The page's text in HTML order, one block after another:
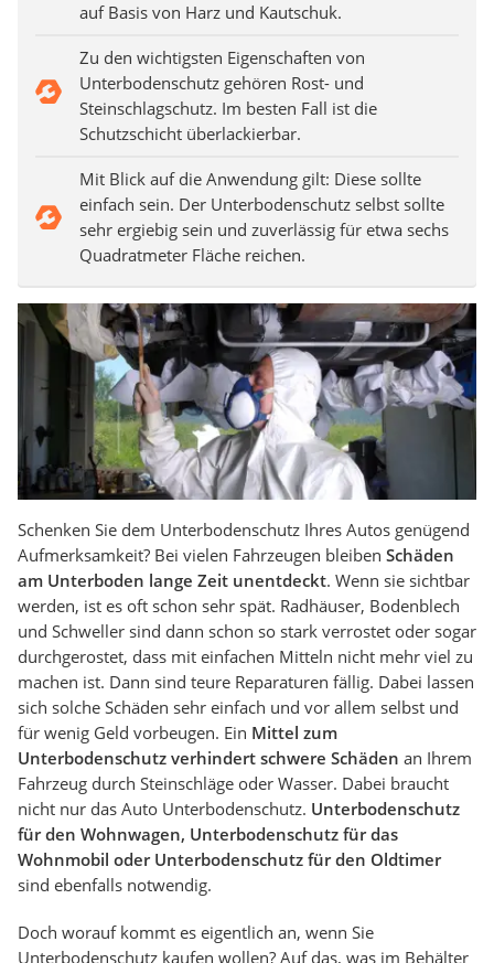
auf Basis von Harz und Kautschuk.
Zu den wichtigsten Eigenschaften von
Unterbodenschutz gehören Rost- und
Steinschlagschutz. Im besten Fall ist die
Schutzschicht überlackierbar.
Mit Blick auf die Anwendung gilt: Diese sollte
einfach sein. Der Unterbodenschutz selbst sollte
sehr ergiebig sein und zuverlässig für etwa sechs
Quadratmeter Fläche reichen.
Schenken Sie dem Unterbodenschutz Ihres Autos genügend
Aufmerksamkeit? Bei vielen Fahrzeugen bleiben Schäden
am Unterboden lange Zeit unentdeckt. Wenn sie sichtbar
werden, ist es oft schon sehr spät. Radhäuser, Bodenblech
und Schweller sind dann schon so stark verrostet oder sogar
durchgerostet, dass mit einfachen Mitteln nicht mehr viel zu
machen ist. Dann sind teure Reparaturen fällig. Dabei lassen
sich solche Schäden sehr einfach und vor allem selbst und
für wenig Geld vorbeugen. Ein Mittel zum
Unterbodenschutz verhindert schwere Schäden an Ihrem
Fahrzeug durch Steinschläge oder Wasser. Dabei braucht
nicht nur das Auto Unterbodenschutz. Unterbodenschutz
für den Wohnwagen, Unterbodenschutz für das
Wohnmobil oder Unterbodenschutz für den Oldtimer
sind ebenfalls notwendig.
Doch worauf kommt es eigentlich an, wenn Sie
Unterbodenschutz kaufen wollen? Auf das, was im Behälter